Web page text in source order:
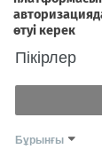
Пікірлер
Бұрынғы